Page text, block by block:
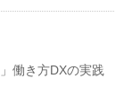
働き方DXの実践